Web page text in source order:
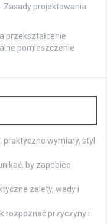
projektowania
przekształcenie
pomieszczenie
wymiary, styl
by zapobiec
zalety, wady i
rozpoznać przyczyny i